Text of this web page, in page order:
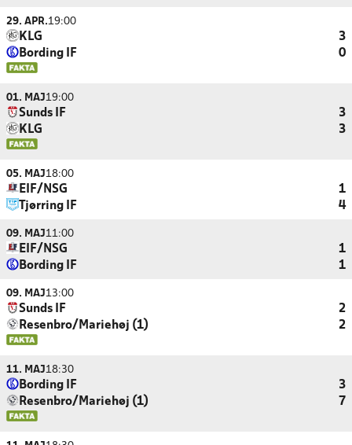
29. APR.19:00
KLG
3
Bording IF
0
01. MAJ19:00
Sunds IF
3
KLG
3
05. MAJ18:00
EIF/NSG
1
Tjørring IF
4
09. MAJ11:00
EIF/NSG
1
Bording IF
1
09. MAJ13:00
Sunds IF
2
Resenbro/Mariehøj (1)
2
11. MAJ18:30
Bording IF
3
Resenbro/Mariehøj (1)
7